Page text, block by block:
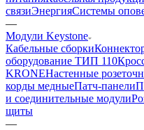
связиЭнергияСистемы
—
Модули Keystone
Кабельные сборки
оборудование ТИП 110
KRONEНастенные
корды медныеПатч-панели
и соединительные модули
щиты
—